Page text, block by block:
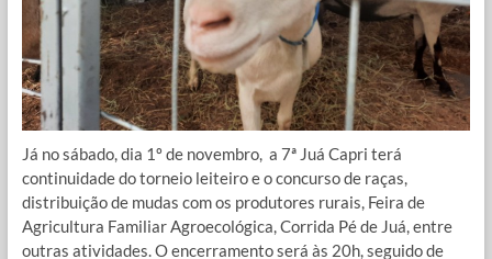
Já no sábado, dia 1º de novembro, a 7ª Juá Capri terá
continuidade do torneio leiteiro e o concurso de raças,
distribuição de mudas com os produtores rurais, Feira de
Agricultura Familiar Agroecológica, Corrida Pé de Juá, entre
outras atividades. O encerramento será às 20h, seguido de